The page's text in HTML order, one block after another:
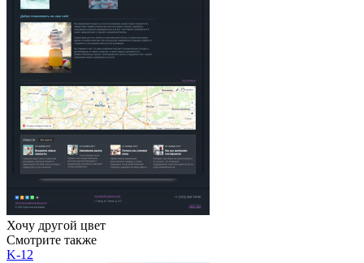
Хочу другой цвет
Смотрите также
K-12